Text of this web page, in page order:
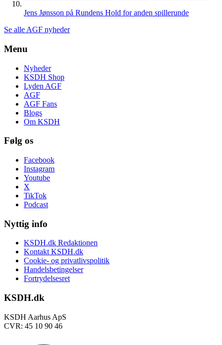
Jens Jønsson på Rundens Hold for anden spillerunde
Se alle AGF nyheder
Menu
Nyheder
KSDH Shop
Lyden AGF
AGF
AGF Fans
Blogs
Om KSDH
Følg os
Facebook
Instagram
Youtube
X
TikTok
Podcast
Nyttig info
KSDH.dk Redaktionen
Kontakt KSDH.dk
Cookie- og privatlivspolitik
Handelsbetingelser
Fortrydelsesret
KSDH.dk
KSDH Aarhus ApS
CVR: 45 10 90 46